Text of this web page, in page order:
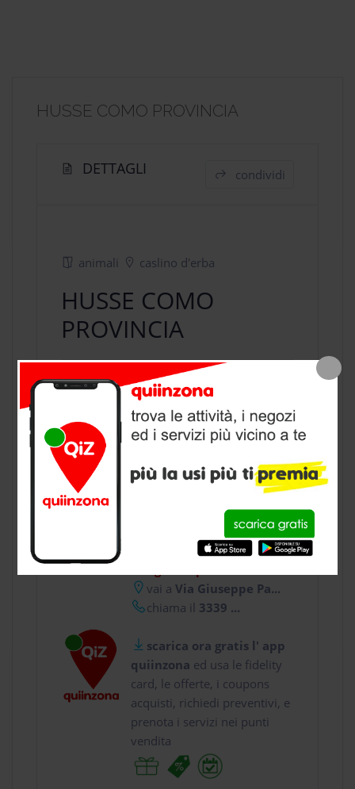
HUSSE COMO PROVINCIA
DETTAGLI condividi
animali caslino d'erba
HUSSE COMO
PROVINCIA
negozio animalia Caslino D'erba,
provincia di Como
vai aVia Giuseppe Pa...
chiama il 3339 ...
scarica ora gratis l' app
quiinzona ed usa le fidelity
card, le offerte, i coupons
acquisti, richiedi preventivi, e
prenota i servizi nei punti
vendita